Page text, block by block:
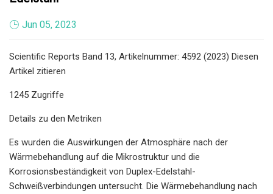
Jun 05, 2023
Scientific Reports Band 13, Artikelnummer: 4592 (2023) Diesen
Artikel zitieren
1245 Zugriffe
Details zu den Metriken
Es wurden die Auswirkungen der Atmosphäre nach der
Wärmebehandlung auf die Mikrostruktur und die
Korrosionsbeständigkeit von Duplex-Edelstahl-
Schweißverbindungen untersucht. Die Wärmebehandlung nach